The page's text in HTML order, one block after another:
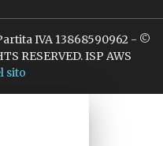
IVA 13868590962 - ©
RESERVED. ISP AWS
sito